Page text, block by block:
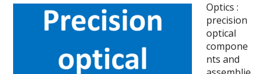
Optics :
precision
optical
compone
nts and